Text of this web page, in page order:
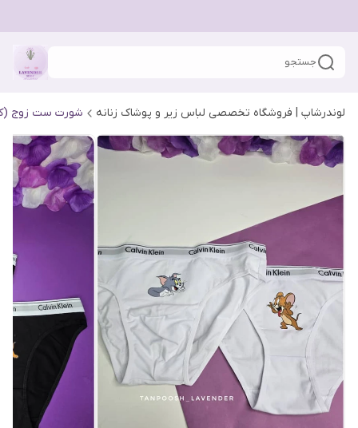
جستجو
لوندرشاپ | فروشگاه تخصصی لباس زیر و پوشاک زنانه شورت ست زوج